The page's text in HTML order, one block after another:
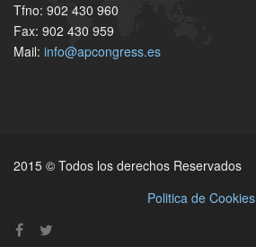
Tfno: 902 430 960
Fax: 902 430 959
Mail: info@apcongress.es
2015 © Todos los derechos Reservados
Politica de Cookies